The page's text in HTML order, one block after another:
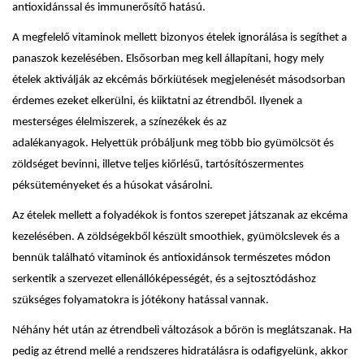
antioxidánssal és immunerősítő hatású.
A megfelelő vitaminok mellett bizonyos ételek ignorálása is segíthet a
panaszok kezelésében. Elsősorban meg kell állapítani, hogy mely
ételek aktiválják az ekcémás bőrkiütések megjelenését másodsorban
érdemes ezeket elkerülni, és kiiktatni az étrendből. Ilyenek a
mesterséges élelmiszerek, a színezékek és az
adalékanyagok. Helyettük próbáljunk meg több bio gyümölcsöt és
zöldséget bevinni, illetve teljes kiőrlésű, tartósítószermentes
péksüteményeket és a húsokat vásárolni.
Az ételek mellett a folyadékok is fontos szerepet játszanak az ekcéma
kezelésében. A zöldségekből készült smoothiek, gyümölcslevek és a
bennük található vitaminok és antioxidánsok természetes módon
serkentik a szervezet ellenállóképességét, és a sejtosztódáshoz
szükséges folyamatokra is jótékony hatással vannak.
Néhány hét után az étrendbeli változások a bőrön is meglátszanak. Ha
pedig az étrend mellé a rendszeres hidratálásra is odafigyelünk, akkor